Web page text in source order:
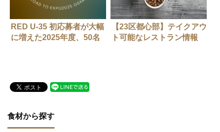
RED U-35 初応募者が大幅
に増えた2025年度、50名
【23区都心部】テイクアウ
ト可能なレストラン情報
食材から探す